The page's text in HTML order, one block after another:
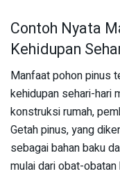
Contoh Nyata
Kehidupan
Manfaat pohon pinus
kehidupan sehari-hari
konstruksi rumah,
Getah pinus, yang
sebagai bahan baku
mulai dari obat-obatan